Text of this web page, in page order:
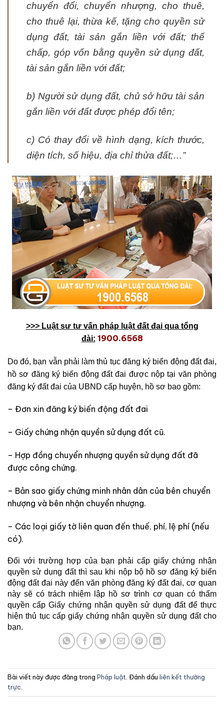
chuyển đổi, chuyển nhượng, cho thuê,
cho thuê lại, thừa kế, tặng cho quyền sử
dụng đất, tài sản gắn liền với đất; thế
chấp, góp vốn bằng quyền sử dụng đất,
tài sản gắn liền với đất;
b) Người sử dụng đất, chủ sở hữu tài sản
gắn liền với đất được phép đổi tên;
c) Có thay đổi về hình dạng, kích thước,
diện tích, số hiệu, địa chỉ thửa đất;…”
>>> Luật sư tư vấn pháp luật đất đai qua tổng
đài: 1900.6568
Do đó, bạn vẫn phải làm thủ tục đăng ký biến động đất đai,
hồ sơ đăng ký biến động đất đai được nộp tại văn phòng
đăng ký đất đai của UBND cấp huyện, hồ sơ bao gồm:
– Đơn xin đăng ký biến động đất đai
– Giấy chứng nhận quyền sử dụng đất cũ.
– Hợp đồng chuyển nhượng quyền sử dụng đất đã
được công chứng.
– Bản sao giấy chứng minh nhân dân của bên chuyển
nhượng và bên nhận chuyển nhượng.
– Các loại giấy tờ liên quan đến thuế, phí, lệ phí (nếu
có).
Đối với trường hợp của bạn phải cấp giấy chứng nhận
quyền sử dụng đất thì sau khi nộp bộ hồ sơ đăng ký biến
động đất đai này đến văn phòng đăng ký đất đai, cơ quan
này sẽ có trách nhiệm lập hồ sơ trình cơ quan có thẩm
quyền cấp Giấy chứng nhận quyền sử dụng đất để thực
hiện thủ tục cấp giấy chứng nhận quyền sử dụng đất cho
bạn.
Bài viết này được đăng trong Pháp luật . Đánh dấu liên kết thường
trực